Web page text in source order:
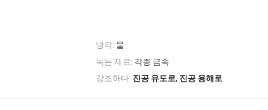
냉각: 물
녹는 재료: 각종 금속
강조하다: 진공 유도로, 진공 용해로